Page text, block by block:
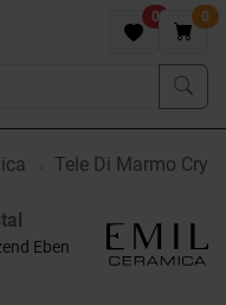
0 0
Tele Di Marmo
Eben